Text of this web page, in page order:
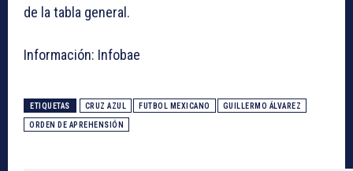
de la tabla general.
Información: Infobae
ETIQUETAS CRUZ AZUL FUTBOL MEXICANO GUILLERMO ÁLVAREZ
ORDEN DE APREHENSIÓN